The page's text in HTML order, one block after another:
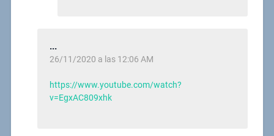
...
26/11/2020 a las 12:06 AM
https://www.youtube.com/watch?
v=EgxAC809xhk